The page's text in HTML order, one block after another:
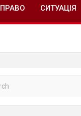
ПРАВО СИТУАЦІЯ